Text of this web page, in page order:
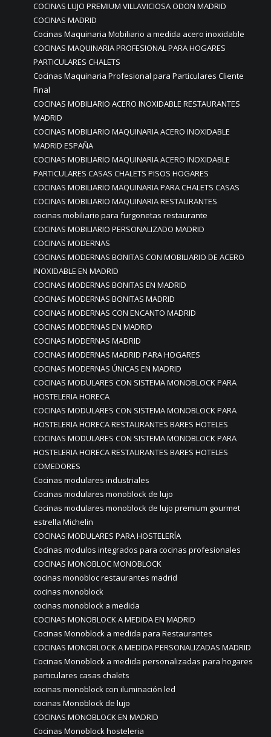
COCINAS LUJO PREMIUM VILLAVICIOSA ODON MADRID
COCINAS MADRID
Cocinas Maquinaria Mobiliario a medida acero inoxidable
COCINAS MAQUINARIA PROFESIONAL PARA HOGARES
PARTICULARES CHALETS
Cocinas Maquinaria Profesional para Particulares Cliente
Final
COCINAS MOBILIARIO ACERO INOXIDABLE RESTAURANTES
MADRID
COCINAS MOBILIARIO MAQUINARIA ACERO INOXIDABLE
MADRID ESPAÑA
COCINAS MOBILIARIO MAQUINARIA ACERO INOXIDABLE
PARTICULARES CASAS CHALETS PISOS HOGARES
COCINAS MOBILIARIO MAQUINARIA PARA CHALETS CASAS
COCINAS MOBILIARIO MAQUINARIA RESTAURANTES
cocinas mobiliario para furgonetas restaurante
COCINAS MOBILIARIO PERSONALIZADO MADRID
COCINAS MODERNAS
COCINAS MODERNAS BONITAS CON MOBILIARIO DE ACERO
INOXIDABLE EN MADRID
COCINAS MODERNAS BONITAS EN MADRID
COCINAS MODERNAS BONITAS MADRID
COCINAS MODERNAS CON ENCANTO MADRID
COCINAS MODERNAS EN MADRID
COCINAS MODERNAS MADRID
COCINAS MODERNAS MADRID PARA HOGARES
COCINAS MODERNAS ÚNICAS EN MADRID
COCINAS MODULARES CON SISTEMA MONOBLOCK PARA
HOSTELERIA HORECA
COCINAS MODULARES CON SISTEMA MONOBLOCK PARA
HOSTELERIA HORECA RESTAURANTES BARES HOTELES
COCINAS MODULARES CON SISTEMA MONOBLOCK PARA
HOSTELERIA HORECA RESTAURANTES BARES HOTELES
COMEDORES
Cocinas modulares industriales
Cocinas modulares monoblock de lujo
Cocinas modulares monoblock de lujo premium gourmet
estrella Michelin
COCINAS MODULARES PARA HOSTELERÍA
Cocinas modulos integrados para cocinas profesionales
COCINAS MONOBLOC MONOBLOCK
cocinas monobloc restaurantes madrid
cocinas monoblock
cocinas monoblock a medida
COCINAS MONOBLOCK A MEDIDA EN MADRID
Cocinas Monoblock a medida para Restaurantes
COCINAS MONOBLOCK A MEDIDA PERSONALIZADAS MADRID
Cocinas Monoblock a medida personalizadas para hogares
particulares casas chalets
cocinas monoblock con iluminación led
cocinas Monoblock de lujo
COCINAS MONOBLOCK EN MADRID
Cocinas Monoblock hosteleria